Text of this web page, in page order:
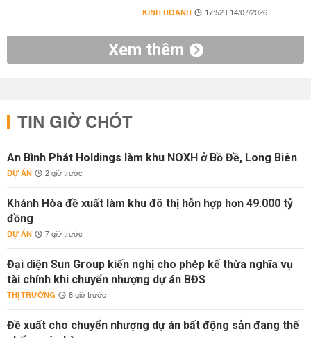
KINH DOANH 17:52 | 14/07/2026
Xem thêm
TIN GIỜ CHÓT
An Bình Phát Holdings làm khu NOXH ở Bồ Đề, Long Biên
DỰ ÁN 2 giờ trước
Khánh Hòa đề xuất làm khu đô thị hỗn hợp hơn 49.000 tỷ
đồng
DỰ ÁN 7 giờ trước
Đại diện Sun Group kiến nghị cho phép kế thừa nghĩa vụ
tài chính khi chuyển nhượng dự án BĐS
THỊ TRƯỜNG 8 giờ trước
Đề xuất cho chuyển nhượng dự án bất động sản đang thế